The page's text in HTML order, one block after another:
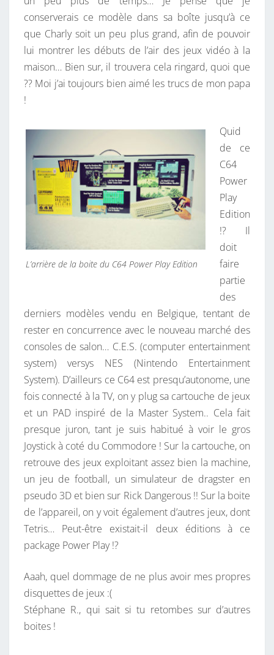
conserverais ce modèle dans sa boîte jusqu’à ce
que Charly soit un peu plus grand, afin de pouvoir
lui montrer les débuts de l’air des jeux vidéo à la
maison… Bien sur, il trouvera cela ringard, quoi que
?? Moi j’ai toujours bien aimé les trucs de mon papa
!
L’arrière de la boite du C64 Power Play Edition
Quid
de ce
C64
Power
Play
Edition
!? Il
doit
faire
partie
des
derniers modèles vendu en Belgique, tentant de
rester en concurrence avec le nouveau marché des
consoles de salon… C.E.S. (computer entertainment
system) versys NES (Nintendo Entertainment
System). D’ailleurs ce C64 est presqu’autonome, une
fois connecté à la TV, on y plug sa cartouche de jeux
et un PAD inspiré de la Master System.. Cela fait
presque juron, tant je suis habitué à voir le gros
Joystick à coté du Commodore ! Sur la cartouche, on
retrouve des jeux exploitant assez bien la machine,
un jeu de football, un simulateur de dragster en
pseudo 3D et bien sur Rick Dangerous !! Sur la boite
de l’appareil, on y voit également d’autres jeux, dont
Tetris… Peut-être existait-il deux éditions à ce
package Power Play !?
Aaah, quel dommage de ne plus avoir mes propres
disquettes de jeux :(
Stéphane R., qui sait si tu retombes sur d’autres
boites !